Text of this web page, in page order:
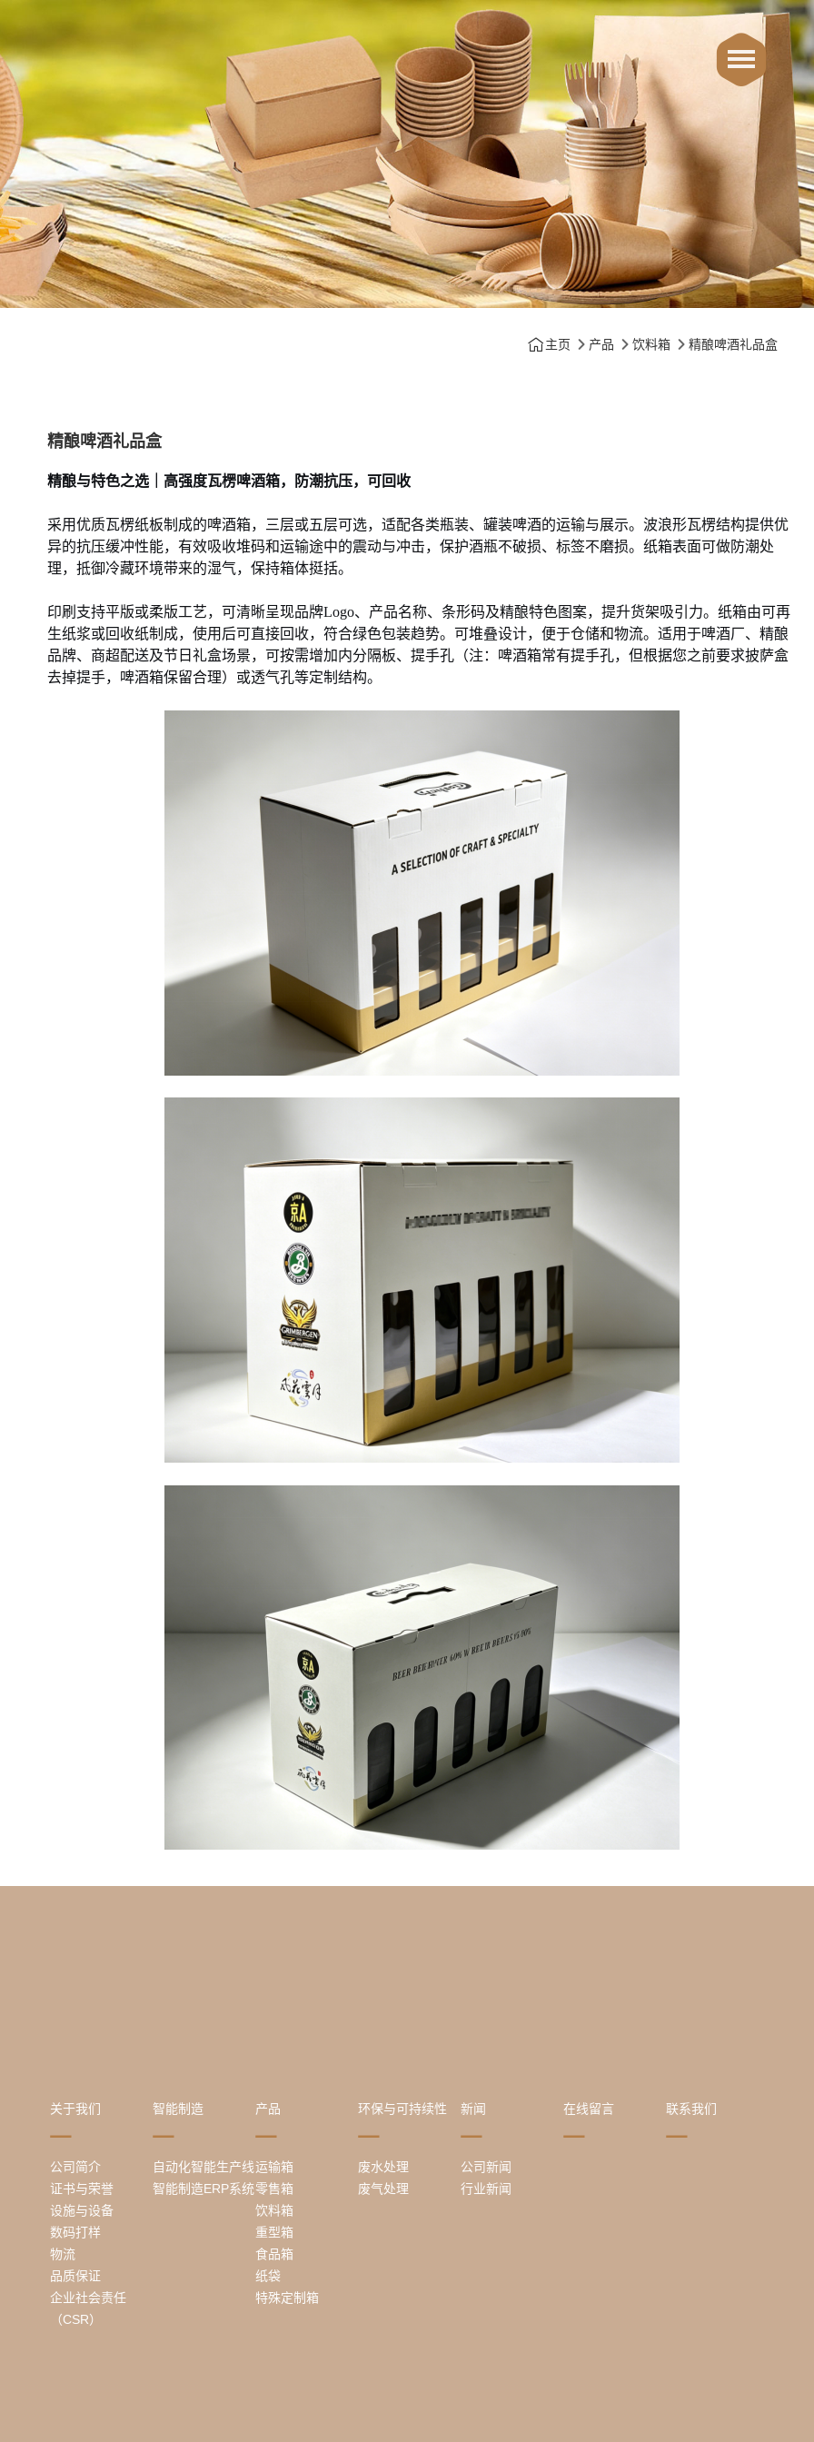
主页 产品 饮料箱 精酿啤酒礼品盒
精酿啤酒礼品盒
精酿与特色之选｜高强度瓦楞啤酒箱，防潮抗压，可回收
采用优质瓦楞纸板制成的啤酒箱，三层或五层可选，适配各类瓶装、罐装啤酒的运输与展示。波浪形瓦楞结构提供优
异的抗压缓冲性能，有效吸收堆码和运输途中的震动与冲击，保护酒瓶不破损、标签不磨损。纸箱表面可做防潮处
理，抵御冷藏环境带来的湿气，保持箱体挺括。
印刷支持平版或柔版工艺，可清晰呈现品牌Logo、产品名称、条形码及精酿特色图案，提升货架吸引力。纸箱由可再
生纸浆或回收纸制成，使用后可直接回收，符合绿色包装趋势。可堆叠设计，便于仓储和物流。适用于啤酒厂、精酿
品牌、商超配送及节日礼盒场景，可按需增加内分隔板、提手孔（注：啤酒箱常有提手孔，但根据您之前要求披萨盒
去掉提手，啤酒箱保留合理）或透气孔等定制结构。
关于我们
公司简介
证书与荣誉
设施与设备
数码打样
物流
品质保证
企业社会责任
（CSR）
智能制造
自动化智能生产线
智能制造ERP系统
产品
运输箱
零售箱
饮料箱
重型箱
食品箱
纸袋
特殊定制箱
环保与可持续性
废水处理
废气处理
新闻
公司新闻
行业新闻
在线留言 联系我们